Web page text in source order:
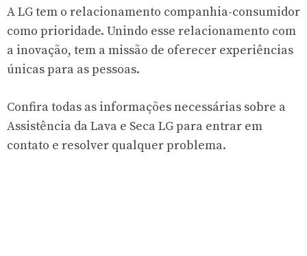
A LG tem o relacionamento companhia-consumidor
como prioridade. Unindo esse relacionamento com
a inovação, tem a missão de oferecer experiências
únicas para as pessoas.
Confira todas as informações necessárias sobre a
Assistência da Lava e Seca LG para entrar em
contato e resolver qualquer problema.